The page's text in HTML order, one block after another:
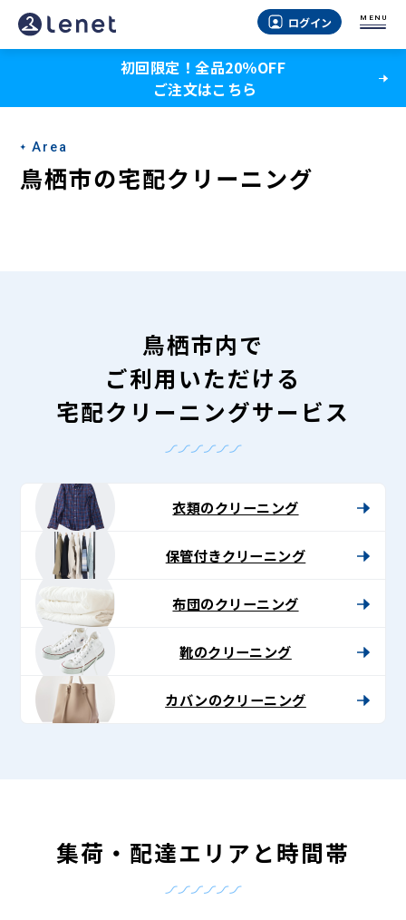
鳥
栖
の
宅
配
ト〉
ログイン MENU
初回限定！全品20％OFF
ご注文はこちら
Area
鳥栖市の宅配クリーニング
鳥栖市内で
ご利用いただける
宅配クリーニングサービス
衣類のクリーニング
保管付きクリーニング
布団のクリーニング
靴のクリーニング
カバンのクリーニング
集荷・配達エリアと時間帯